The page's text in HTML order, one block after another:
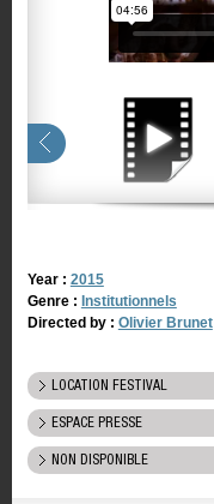
Year : 2015
Genre : Institutionnels
Directed by : Olivier Brunet
LOCATION FESTIVAL
ESPACE PRESSE
NON DISPONIBLE